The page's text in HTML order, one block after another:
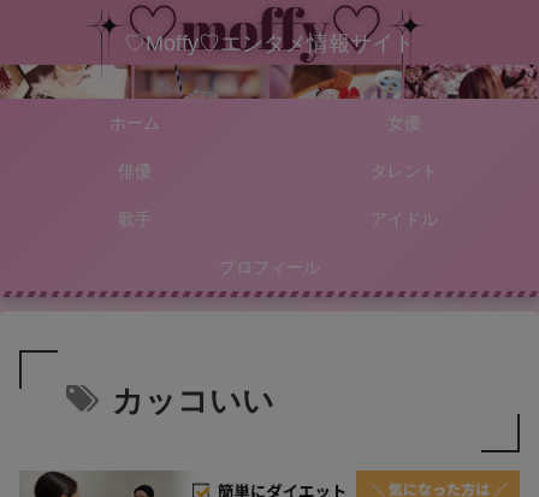
♡Moffy♡エンタメ情報サイト
ホーム 女優
俳優 タレント
歌手 アイドル
プロフィール
カッコいい